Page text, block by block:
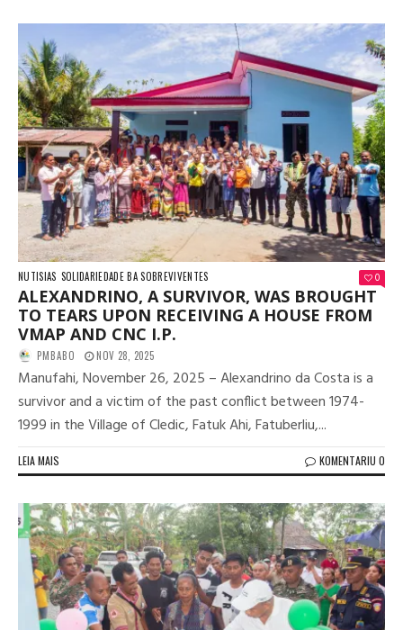
NUTISIAS SOLIDARIEDADE BA SOBREVIVENTES 0
ALEXANDRINO, A SURVIVOR, WAS BROUGHT
TO TEARS UPON RECEIVING A HOUSE FROM
VMAP AND CNC I.P.
PMBABO NOV 28, 2025
Manufahi, November 26, 2025 – Alexandrino da Costa is a
survivor and a victim of the past conflict between 1974-
1999 in the Village of Cledic, Fatuk Ahi, Fatuberliu,...
LEIA MAIS KOMENTARIU 0